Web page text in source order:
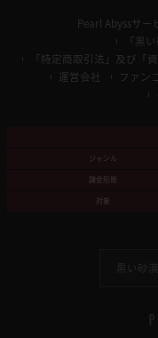
Pearl Abyssサー
「黒
「特定商取引法」及び「
運営会社
ファン
ジャンル
課金形態
対象
黒い砂漠